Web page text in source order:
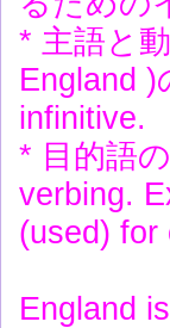
* 主語と
England )
infinitive.
* 目的語
verbing.
(used) for
England